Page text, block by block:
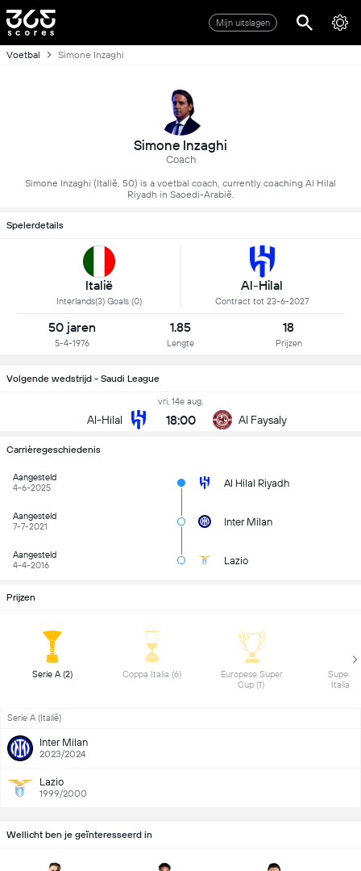
Mijn uitslagen
Voetbal Simone Inzaghi
Simone Inzaghi
Coach
Simone Inzaghi (Italië, 50) is a voetbal coach, currently coaching Al Hilal
Riyadh in Saoedi-Arabië.
Spelerdetails
Italië
Interlands(3) Goals (0)
Al-Hilal
Contract tot 23-6-2027
50 jaren
5-4-1976
1.85
Lengte
18
Prijzen
Volgende wedstrijd - Saudi League
Al-Hilal
vri, 14e aug.
18:00 Al Faysaly
Carrièregeschiedenis
Aangesteld
4-6-2025
Al Hilal Riyadh
Aangesteld
7-7-2021
Inter Milan
Aangesteld
4-4-2016
Lazio
Prijzen
Serie A (2)
Europese Super
Cup (1)
Serie A (Italië)
Inter Milan
2023/2024
Lazio
1999/2000
Wellicht ben je geïnteresseerd in